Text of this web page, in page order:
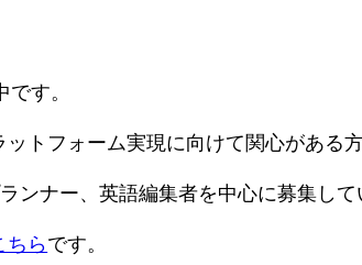
す。
トフォーム実現に向けて関心がある
ンナー、英語編集者を中心に募集して
ちらです。